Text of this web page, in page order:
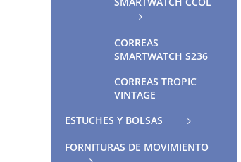
CORREAS
SMARTWATCH S236
CORREAS TROPIC
VINTAGE
ESTUCHES Y BOLSAS
FORNITURAS DE MOVIMIENTO